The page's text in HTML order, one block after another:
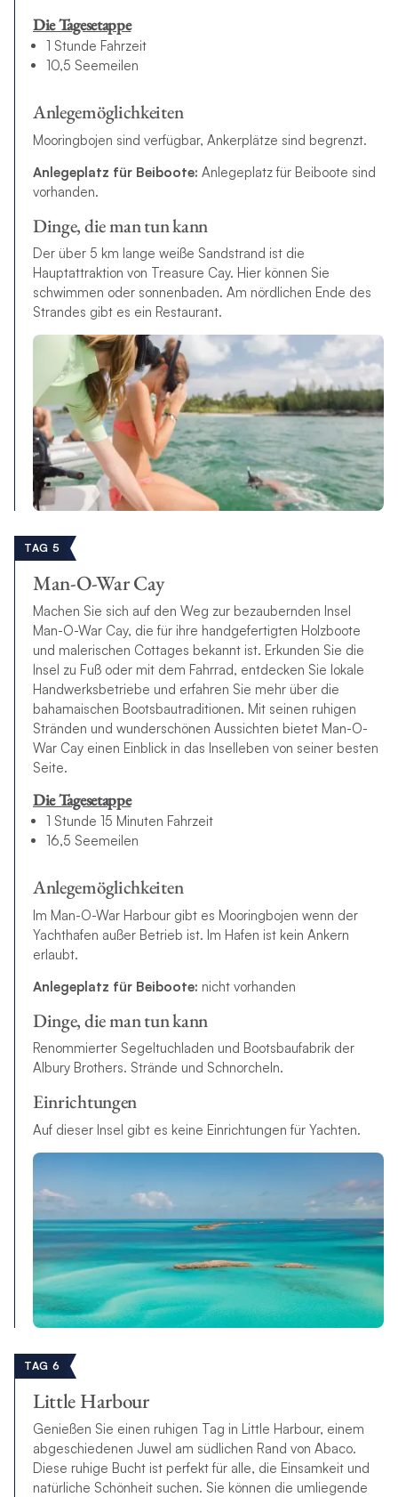
Die Tagesetappe
1 Stunde Fahrzeit
10,5 Seemeilen
Anlegemöglichkeiten
Mooringbojen sind verfügbar, Ankerplätze sind begrenzt.
Anlegeplatz für Beiboote: Anlegeplatz für Beiboote sind
vorhanden.
Dinge, die man tun kann
Der über 5 km lange weiße Sandstrand ist die
Hauptattraktion von Treasure Cay. Hier können Sie
schwimmen oder sonnenbaden. Am nördlichen Ende des
Strandes gibt es ein Restaurant.
TAG 5
Man-O-War Cay
Machen Sie sich auf den Weg zur bezaubernden Insel
Man-O-War Cay, die für ihre handgefertigten Holzboote
und malerischen Cottages bekannt ist. Erkunden Sie die
Insel zu Fuß oder mit dem Fahrrad, entdecken Sie lokale
Handwerksbetriebe und erfahren Sie mehr über die
bahamaischen Bootsbautraditionen. Mit seinen ruhigen
Stränden und wunderschönen Aussichten bietet Man-O-
War Cay einen Einblick in das Inselleben von seiner besten
Seite.
Die Tagesetappe
1 Stunde 15 Minuten Fahrzeit
16,5 Seemeilen
Anlegemöglichkeiten
Im Man-O-War Harbour gibt es Mooringbojen wenn der
Yachthafen außer Betrieb ist. Im Hafen ist kein Ankern
erlaubt.
Anlegeplatz für Beiboote: nicht vorhanden
Dinge, die man tun kann
Renommierter Segeltuchladen und Bootsbaufabrik der
Albury Brothers. Strände und Schnorcheln.
Einrichtungen
Auf dieser Insel gibt es keine Einrichtungen für Yachten.
TAG 6
Little Harbour
Genießen Sie einen ruhigen Tag in Little Harbour, einem
abgeschiedenen Juwel am südlichen Rand von Abaco.
Diese ruhige Bucht ist perfekt für alle, die Einsamkeit und
natürliche Schönheit suchen. Sie können die umliegende